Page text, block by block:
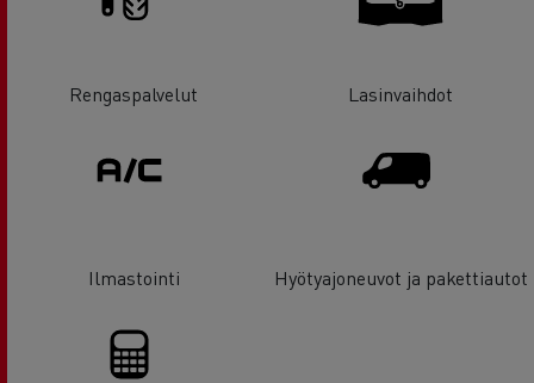
Rengaspalvelut Lasinvaihdot
Ilmastointi Hyötyajoneuvot ja pakettiautot